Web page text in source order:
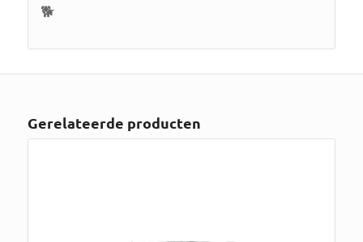
🐕
Gerelateerde producten